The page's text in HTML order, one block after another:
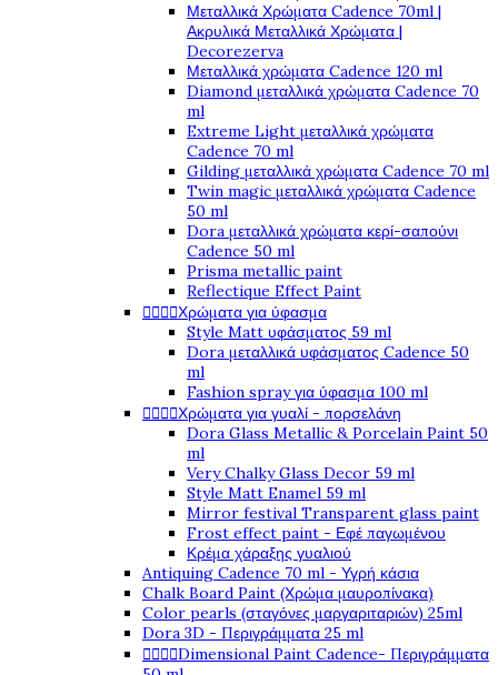
Μεταλλικά Χρώματα Cadence 70ml |
Ακρυλικά Μεταλλικά Χρώματα |
Decorezerva
Μεταλλικά χρώματα Cadence 120 ml
Diamond μεταλλικά χρώματα Cadence 70
ml
Extreme Light μεταλλικά χρώματα
Cadence 70 ml
Gilding μεταλλικά χρώματα Cadence 70 ml
Twin magic μεταλλικά χρώματα Cadence
50 ml
Dora μεταλλικά χρώματα κερί-σαπούνι
Cadence 50 ml
Prisma metallic paint
Reflectique Effect Paint
Χρώματα για ύφασμα
Style Matt υφάσματος 59 ml
Dora μεταλλικά υφάσματος Cadence 50
ml
Fashion spray για ύφασμα 100 ml
Χρώματα για γυαλί - πορσελάνη
Dora Glass Metallic & Porcelain Paint 50
ml
Very Chalky Glass Decor 59 ml
Style Matt Enamel 59 ml
Mirror festival Transparent glass paint
Frost effect paint - Εφέ παγωμένου
Κρέμα χάραξης γυαλιού
Antiquing Cadence 70 ml - Υγρή κάσια
Chalk Board Paint (Χρώμα μαυροπίνακα)
Color pearls (σταγόνες μαργαριταριών) 25ml
Dora 3D - Περιγράμματα 25 ml
Dimensional Paint Cadence- Περιγράμματα